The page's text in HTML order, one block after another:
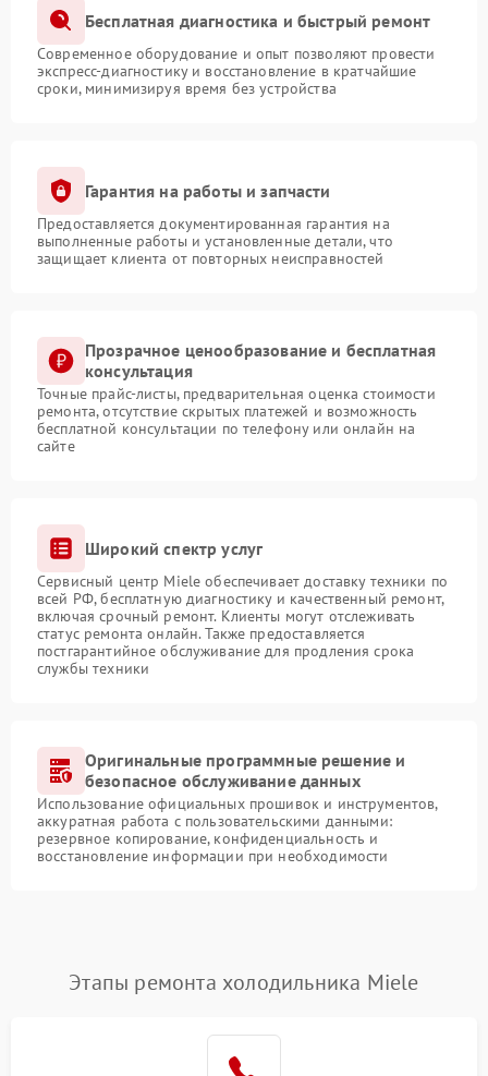
Бесплатная диагностика и быстрый ремонт
Современное оборудование и опыт позволяют провести
экспресс-диагностику и восстановление в кратчайшие
сроки, минимизируя время без устройства
Гарантия на работы и запчасти
Предоставляется документированная гарантия на
выполненные работы и установленные детали, что
защищает клиента от повторных неисправностей
Прозрачное ценообразование и бесплатная
консультация
Точные прайс-листы, предварительная оценка стоимости
ремонта, отсутствие скрытых платежей и возможность
бесплатной консультации по телефону или онлайн на
сайте
Широкий спектр услуг
Сервисный центр Miele обеспечивает доставку техники по
всей РФ, бесплатную диагностику и качественный ремонт,
включая срочный ремонт. Клиенты могут отслеживать
статус ремонта онлайн. Также предоставляется
постгарантийное обслуживание для продления срока
службы техники
Оригинальные программные решение и
безопасное обслуживание данных
Использование официальных прошивок и инструментов,
аккуратная работа с пользовательскими данными:
резервное копирование, конфиденциальность и
восстановление информации при необходимости
Этапы ремонта холодильника Miele